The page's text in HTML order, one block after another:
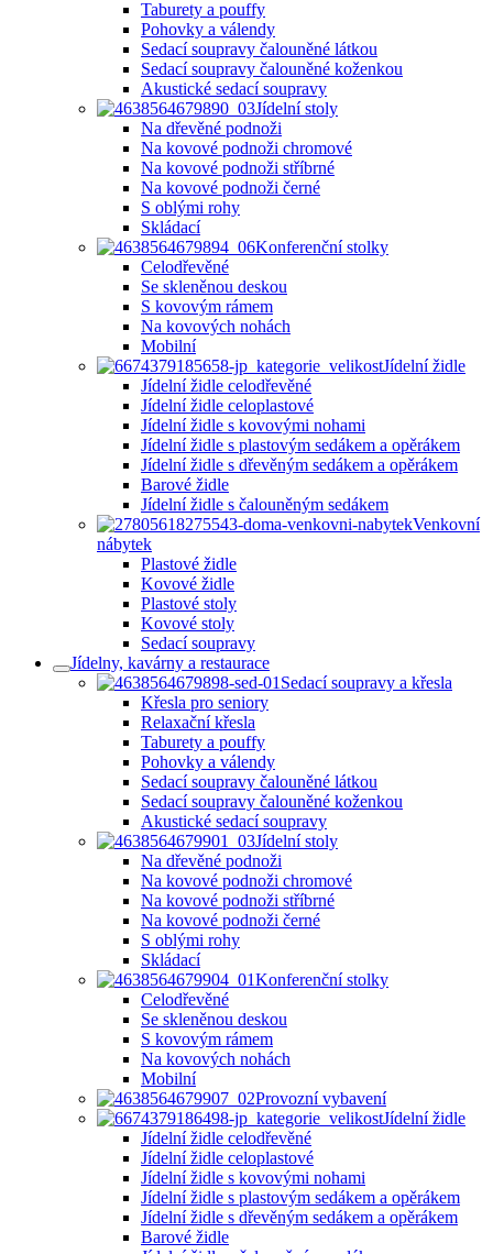
Taburety a pouffy
Pohovky a válendy
Sedací soupravy čalouněné látkou
Sedací soupravy čalouněné koženkou
Akustické sedací soupravy
Jídelní stoly
Na dřevěné podnoži
Na kovové podnoži chromové
Na kovové podnoži stříbrné
Na kovové podnoži černé
S oblými rohy
Skládací
Konferenční stolky
Celodřevěné
Se skleněnou deskou
S kovovým rámem
Na kovových nohách
Mobilní
Jídelní židle
Jídelní židle celodřevěné
Jídelní židle celoplastové
Jídelní židle s kovovými nohami
Jídelní židle s plastovým sedákem a opěrákem
Jídelní židle s dřevěným sedákem a opěrákem
Barové židle
Jídelní židle s čalouněným sedákem
Venkovní
nábytek
Plastové židle
Kovové židle
Plastové stoly
Kovové stoly
Sedací soupravy
Jídelny, kavárny a restaurace
Sedací soupravy a křesla
Křesla pro seniory
Relaxační křesla
Taburety a pouffy
Pohovky a válendy
Sedací soupravy čalouněné látkou
Sedací soupravy čalouněné koženkou
Akustické sedací soupravy
Jídelní stoly
Na dřevěné podnoži
Na kovové podnoži chromové
Na kovové podnoži stříbrné
Na kovové podnoži černé
S oblými rohy
Skládací
Konferenční stolky
Celodřevěné
Se skleněnou deskou
S kovovým rámem
Na kovových nohách
Mobilní
Provozní vybavení
Jídelní židle
Jídelní židle celodřevěné
Jídelní židle celoplastové
Jídelní židle s kovovými nohami
Jídelní židle s plastovým sedákem a opěrákem
Jídelní židle s dřevěným sedákem a opěrákem
Barové židle